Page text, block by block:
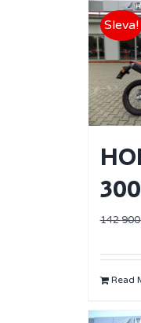
Sleva!
142
Read